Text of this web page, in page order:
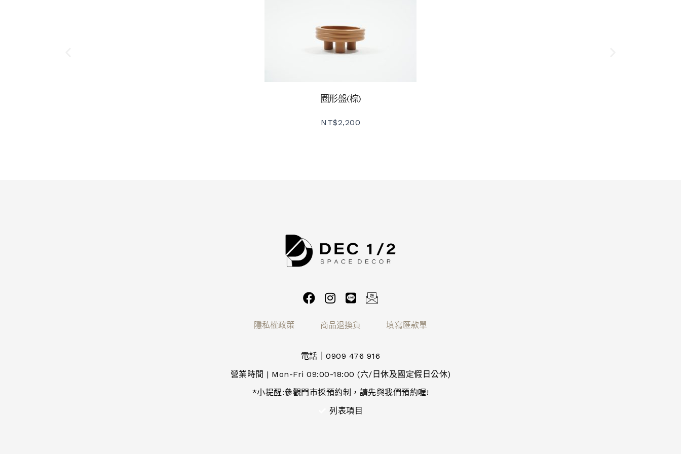
圈形盤(棕)
NT$2,200
隱私權政策 商品退換貨 填寫匯款單
電話｜0909 476 916
營業時間 | Mon-Fri 09:00-18:00 (六/日休及國定假日公休)
*小提醒:參觀門市採預約制，請先與我們預約喔!
列表項目